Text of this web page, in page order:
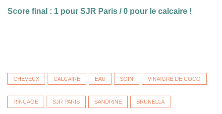
Score final : 1 pour SJR Paris / 0 pour le calcaire !
CHEVEUX CALCAIRE EAU SOIN VINAIGRE DE COCO
RINÇAGE SJR PARIS SANDRINE BRUNELLA